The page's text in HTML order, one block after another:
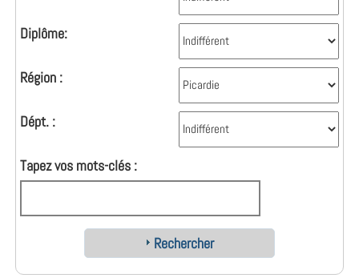
Diplôme:
Région :
Dépt. :
Tapez vos mots-clés :
Rechercher